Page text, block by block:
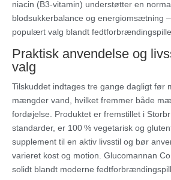
niacin (B3-vitamin) understøtter en
blodsukkerbalance og energiomsætning
populært valg blandt
Praktisk anvendelse og
valg
Tilskuddet indtages tre gange dagligt før
mængder vand, hvilket fremmer både
fordøjelse. Produktet er fremstillet i
standarder, er 100 % vegetarisk og
supplement til en aktiv livsstil og bør
varieret kost og motion. Glucomannan
solidt blandt moderne